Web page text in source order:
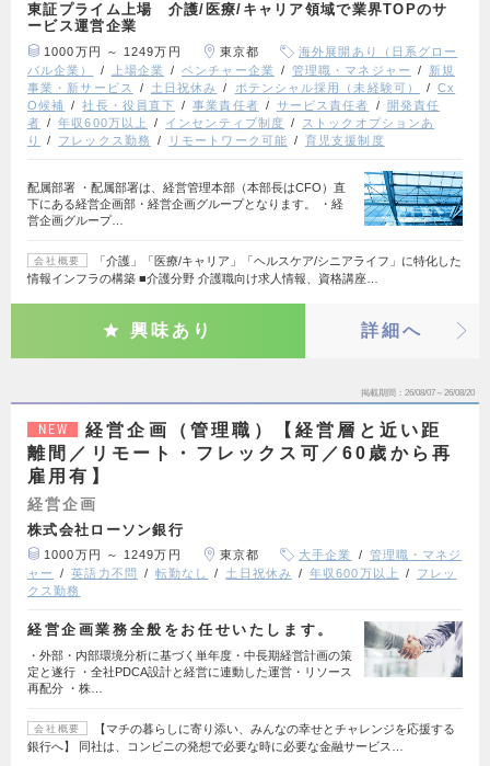
東証プライム上場 介護/医療/キャリア領域で業界TOPのサ
ービス運営企業
1000万円 ～ 1249万円 東京都
海外展開あり（日系グロー
バル企業）
上場企業 ベンチャー企業 管理職・マネジャー
新規
事業・新サービス
土日祝休み ポテンシャル採用（未経験可）
Cx
O候補
社長・役員直下 事業責任者 サービス責任者
開発責任
者
年収600万以上 インセンティブ制度
ストックオプションあ
り
フレックス勤務 リモートワーク可能 育児支援制度
配属部署 ・配属部署は、経営管理本部（本部長はCFO）直
下にある経営企画部・経営企画グループとなります。 ・経
営企画グループ…
会社概要
「介護」「医療/キャリア」「ヘルスケア/シニアライフ」に特化した
情報インフラの構築 ■介護分野 介護職向け求人情報、資格講座…
興味あり 詳細へ
掲載期間 26/08/07～26/08/20
NEW
経営企画（管理職）【経営層と近い距
離間／リモート・フレックス可／60歳から再
雇用有】
経営企画
株式会社ローソン銀行
1000万円 ～ 1249万円 東京都 大手企業
管理職・マネジ
ャー
英語力不問 転勤なし 土日祝休み 年収600万以上
フレッ
クス勤務
経営企画業務全般をお任せいたします。
・外部・内部環境分析に基づく単年度・中長期経営計画の策
定と遂行 ・全社PDCA設計と経営に連動した運営・リソース
再配分 ・株…
会社概要
【マチの暮らしに寄り添い、みんなの幸せとチャレンジを応援する
銀行へ】 同社は、コンビニの発想で必要な時に必要な金融サービス…